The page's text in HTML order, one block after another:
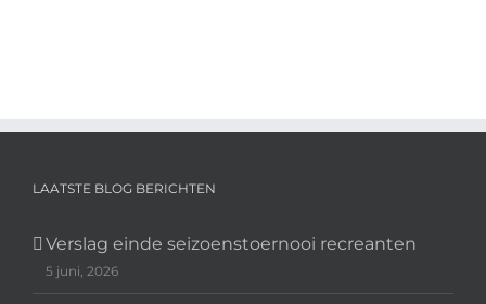
LAATSTE BLOG BERICHTEN
Verslag einde seizoenstoernooi recreanten
5 juni, 2026